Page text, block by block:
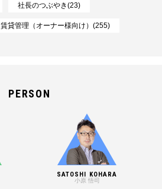
社長のつぶやき(23)
賃貸管理（オーナー様向け）(255)
PERSON
SATOSHI KOHARA
小原 悟司